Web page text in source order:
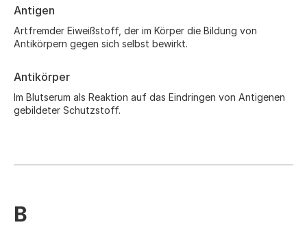
Weibo
Antigen
Artfremder Eiweißstoff, der im Körper die Bildung von
Antikörpern gegen sich selbst bewirkt.
Antikörper
Im Blutserum als Reaktion auf das Eindringen von Antigenen
gebildeter Schutzstoff.
B